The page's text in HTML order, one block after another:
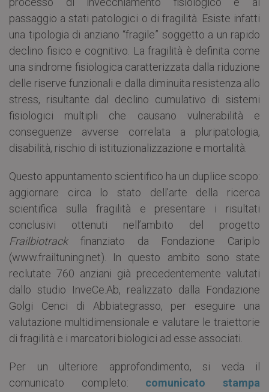
passaggio a stati patologici o di fragilità. Esiste infatti
una tipologia di anziano “fragile” soggetto a un rapido
declino fisico e cognitivo. La fragilità è definita come
una sindrome fisiologica caratterizzata dalla riduzione
delle riserve funzionali e dalla diminuita resistenza allo
stress, risultante dal declino cumulativo di sistemi
fisiologici multipli che causano vulnerabilità e
conseguenze avverse correlata a pluripatologia,
disabilità, rischio di istituzionalizzazione e mortalità.
Questo appuntamento scientifico ha un duplice scopo:
aggiornare circa lo stato dell’arte della ricerca
scientifica sulla fragilità e presentare i risultati
conclusivi ottenuti nell’ambito del progetto
Frailbiotrackfinanziato da Fondazione Cariplo
(www.frailtuning.net). In questo ambito sono state
reclutate 760 anziani già precedentemente valutati
dallo studio InveCe.Ab, realizzato dalla Fondazione
Golgi Cenci di Abbiategrasso, per eseguire una
valutazione multidimensionale e valutare le traiettorie
di fragilità e i marcatori biologici ad esse associati.
Per un ulteriore approfondimento, si veda il
comunicato completo: comunicato stampa